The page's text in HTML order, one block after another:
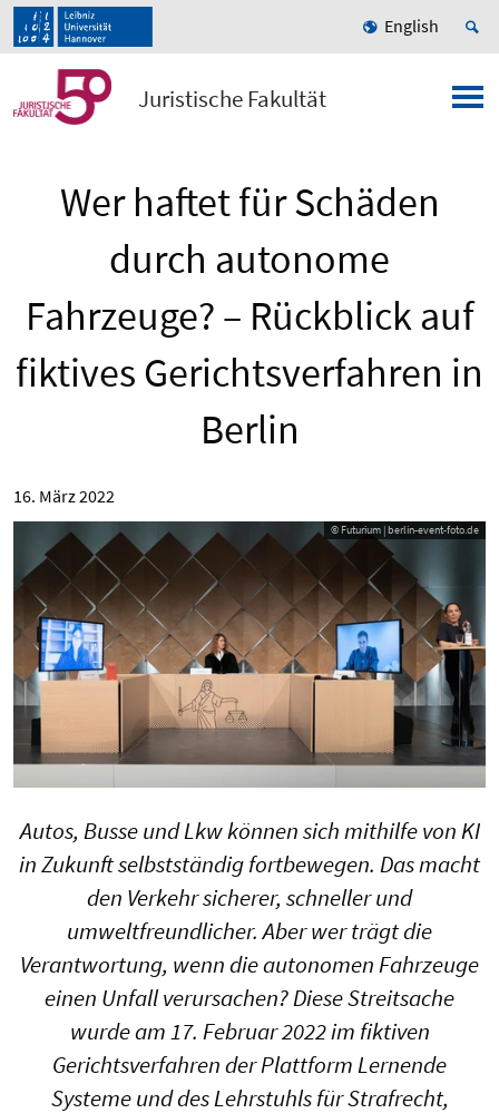
English
Juristische Fakultät
Wer haftet für Schäden
durch autonome
Fahrzeuge? – Rückblick auf
fiktives Gerichtsverfahren in
Berlin
16. März 2022
© Futurium | berlin-event-foto.de
Autos, Busse und Lkw können sich mithilfe von KI
in Zukunft selbstständig fortbewegen. Das macht
den Verkehr sicherer, schneller und
umweltfreundlicher. Aber wer trägt die
Verantwortung, wenn die autonomen Fahrzeuge
einen Unfall verursachen? Diese Streitsache
wurde am 17. Februar 2022 im fiktiven
Gerichtsverfahren der Plattform Lernende
Systeme und des Lehrstuhls für Strafrecht,